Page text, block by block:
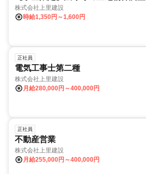
株式会社上里建設
時給1,350円～1,600円
正社員
電気工事士第二種
株式会社上里建設
月給280,000円～400,000円
正社員
不動産営業
株式会社上里建設
月給255,000円～400,000円